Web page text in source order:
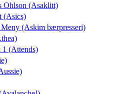
Ohlson (Asaklitt)
(Asics)
(Askim bærpresseri)
(Attends)